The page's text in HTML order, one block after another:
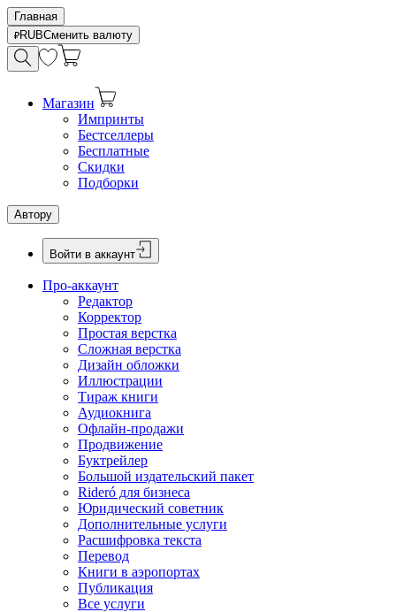
Главная
RUBСменить валюту
Магазин
Импринты
Бестселлеры
Бесплатные
Скидки
Подборки
Автору
Войти в аккаунт
Про-аккаунт
Редактор
Корректор
Простая верстка
Сложная верстка
Дизайн обложки
Иллюстрации
Тираж книги
Аудиокнига
Офлайн-продажи
Продвижение
Буктрейлер
Большой издательский пакет
Rideró для бизнеса
Юридический советник
Дополнительные услуги
Расшифровка текста
Перевод
Книги в аэропортах
Публикация
Все услуги